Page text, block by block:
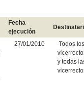
Fecha
ejecución
27/01/2010
Todos
y todas